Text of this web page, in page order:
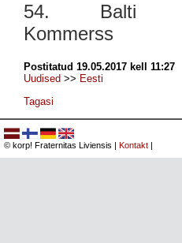
54. Balti
Kommerss
Postitatud 19.05.2017 kell 11:27
Uudised >> Eesti
Tagasi
© korp! Fraternitas Liviensis | Kontakt |